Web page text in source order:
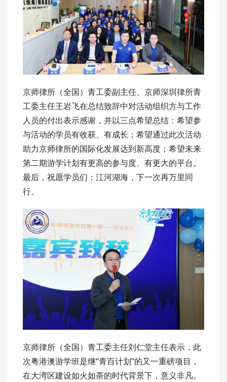
京师律所（全国）青工委副主任、京师深圳律所青
工委主任王岩飞在总结致辞中对活动组织方与工作
人员的付出表示感谢，并以三点希望总结：希望参
与活动的学员有收获、有成长；希望通过此次活动
助力京师律所的国际化发展达到新高度；希望未来
第二期游学计划有更高的参与度、有更大的平台。
最后，祝愿学员们：江河湖海，下一次再万里同
行。
京师律所（全国）青工委主任刘仁堂主任表示，此
次粤港澳游学班是继“青百计划”的又一重磅项目，
在大湾区建设如火如荼的时代背景下，意义非凡。